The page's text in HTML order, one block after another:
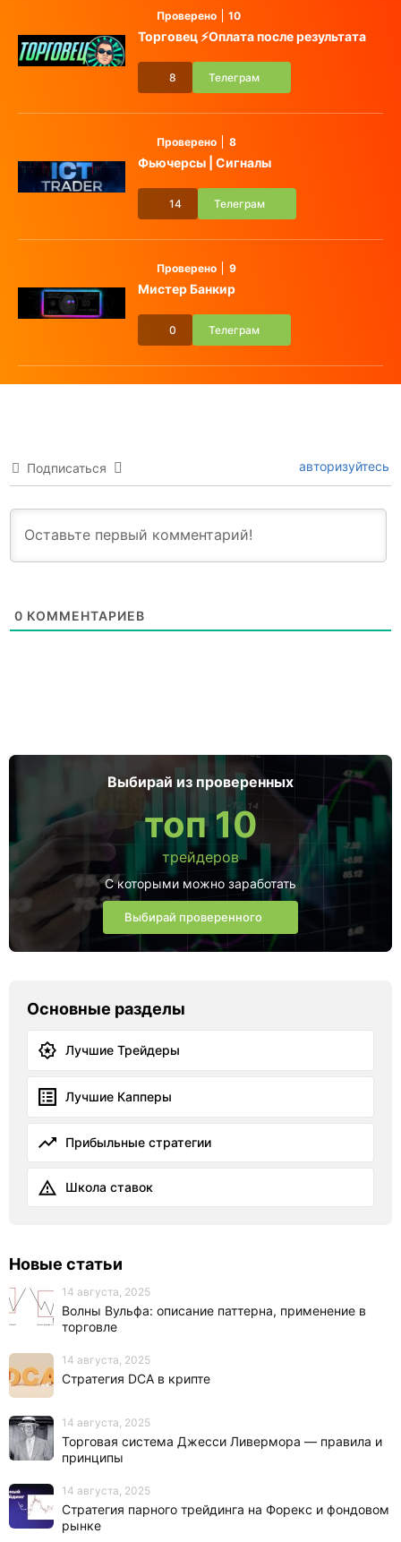
Проверено 10
Торговец ⚡️Оплата после результата
8 Телеграм
Проверено 8
Фьючерсы | Сигналы
14 Телеграм
Проверено 9
Мистер Банкир
0 Телеграм
Подписаться авторизуйтесь
0 КОММЕНТАРИЕВ
Выбирай из проверенных
топ 10
трейдеров
С которыми можно заработать
Выбирай проверенного
Основные разделы
Лучшие Трейдеры
Лучшие Капперы
Прибыльные стратегии
Школа ставок
Новые статьи
14 августа, 2025
Волны Вульфа: описание паттерна, применение в
торговле
14 августа, 2025
Стратегия DCA в крипте
14 августа, 2025
Торговая система Джесси Ливермора — правила и
принципы
14 августа, 2025
Стратегия парного трейдинга на Форекс и фондовом
рынке